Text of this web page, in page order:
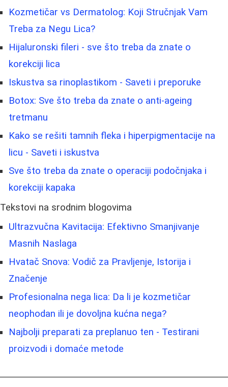
Kozmetičar vs Dermatolog: Koji Stručnjak Vam
Treba za Negu Lica?
Hijaluronski fileri - sve što treba da znate o
korekciji lica
Iskustva sa rinoplastikom - Saveti i preporuke
Botox: Sve što treba da znate o anti-ageing
tretmanu
Kako se rešiti tamnih fleka i hiperpigmentacije na
licu - Saveti i iskustva
Sve što treba da znate o operaciji podočnjaka i
korekciji kapaka
Tekstovi na srodnim blogovima
Ultrazvučna Kavitacija: Efektivno Smanjivanje
Masnih Naslaga
Hvatač Snova: Vodič za Pravljenje, Istorija i
Značenje
Profesionalna nega lica: Da li je kozmetičar
neophodan ili je dovoljna kućna nega?
Najbolji preparati za preplanuo ten - Testirani
proizvodi i domaće metode